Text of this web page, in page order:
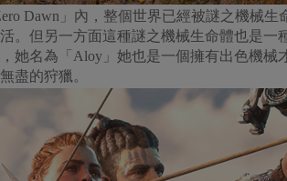
Dawn」內，整個世界已經被謎之機械
。但另一方面這種謎之機械生命體也是一
她名為「Aloy」她也是一個擁有出色機械
盡的狩獵。